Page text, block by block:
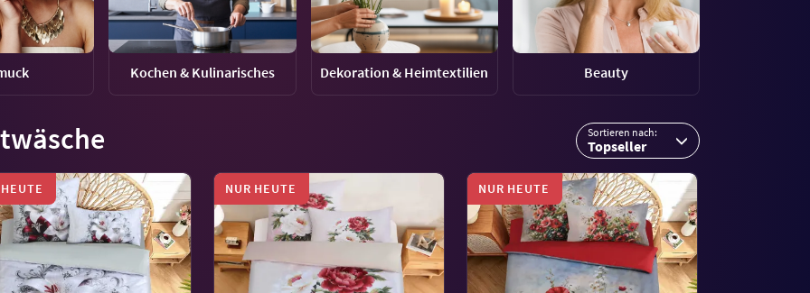
Kochen & Kulinarisches Dekoration & Heimtextilien Beauty
Sortieren nach:
Topseller
NUR HEUTE NUR HEUTE